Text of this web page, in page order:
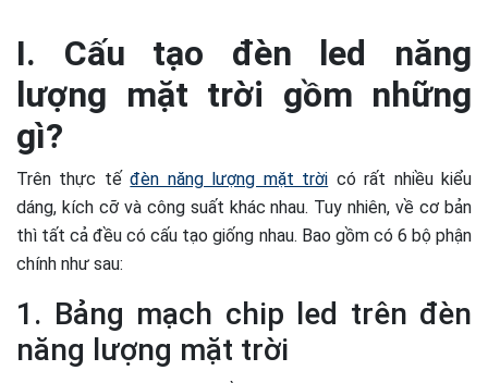
I. Cấu tạo đèn led năng
lượng mặt trời gồm những
gì?
Trên thực tếđèn năng lượng mặt trời có rất nhiều kiểu
dáng, kích cỡ và công suất khác nhau. Tuy nhiên, về cơ bản
thì tất cả đều có cấu tạo giống nhau. Bao gồm có 6 bộ phận
chính như sau:
1. Bảng mạch chip led trên đèn
năng lượng mặt trời